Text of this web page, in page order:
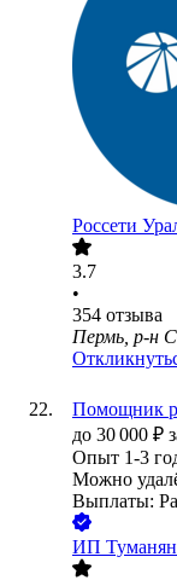
Россети
3.7
•
354 отзыва
Пермь, р-н
Помощник
до 30 000 ₽
Опыт 1-3
Можно
Выплаты:
ИП